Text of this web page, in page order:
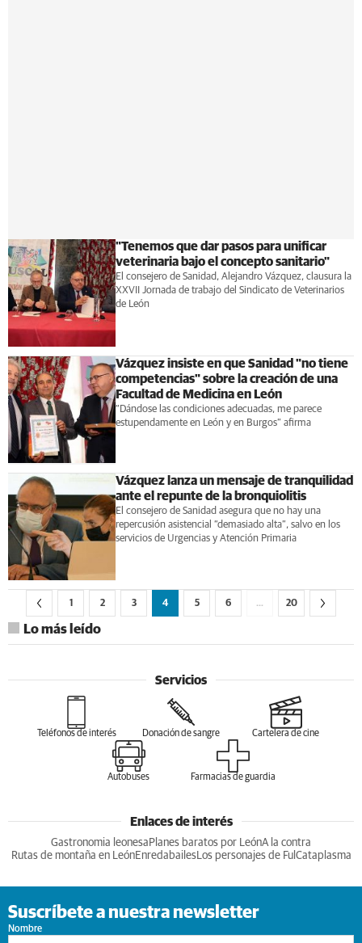
"Tenemos que dar pasos para unificar
veterinaria bajo el concepto sanitario"
El consejero de Sanidad, Alejandro Vázquez, clausura la
XXVII Jornada de trabajo del Sindicato de Veterinarios
de León
Vázquez insiste en que Sanidad "no tiene
competencias" sobre la creación de una
Facultad de Medicina en León
“Dándose las condiciones adecuadas, me parece
estupendamente en León y en Burgos” afirma
Vázquez lanza un mensaje de tranquilidad
ante el repunte de la bronquiolitis
El consejero de Sanidad asegura que no hay una
repercusión asistencial “demasiado alta”, salvo en los
servicios de Urgencias y Atención Primaria
1 2 3 4 5 6 … 20
Lo más leído
Servicios
Teléfonos de interés Donación de sangre Cartelera de cine
Autobuses Farmacias de guardia
Enlaces de interés
Gastronomia leonesa Planes baratos por LeónA la contra
Rutas de montaña en LeónEnredabailesLos personajes de Ful Cataplasma
Suscríbete a nuestra newsletter
Nombre